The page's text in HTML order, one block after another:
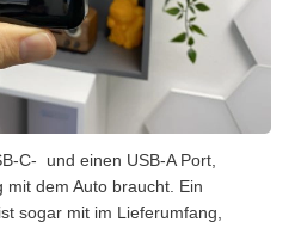
C- und einen USB-A Port,
dem Auto braucht. Ein
sogar mit im Lieferumfang,